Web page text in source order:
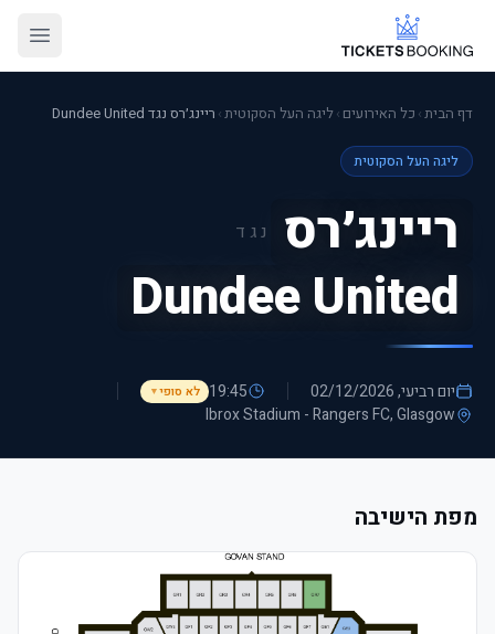
דף הבית› כל האירועים ›ליגה העל הסקוטית› ריינג׳רס נגד Dundee United
ליגה העל הסקוטית
ריינג׳רס נגד
Dundee United
יום רביעי, 02/12/2026 19:45 לא סופי▼
Ibrox Stadium - Rangers FC, Glasgow
מפת הישיבה